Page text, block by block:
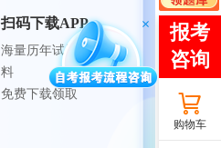
扫码下载APP
海量历年试题、备考资
料
免费下载领取
购物车